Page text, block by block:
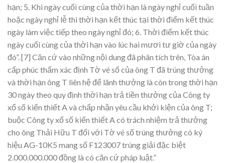
hạn; 5. Khi ngày cuối cùng của thời hạn là ngày nghỉ cuối tuần
hoặc ngày nghỉ lễ thì thời hạn kết thúc tại thời điểm kết thúc
ngày làm việc tiếp theo ngày nghỉ đó; 6. Thời điểm kết thúc
ngày cuối cùng của thời hạn vào lúc hai mươi tư giờ của ngày
đó”.[7] Căn cứ vào những nội dung đã phân tích trên, Tòa án
cấp phúc thẩm xác định Tờ vé số của ông T đã trúng thưởng
và thời hạn ông T liên hệ để lãnh thưởng là còn trong thời hạn
30 ngày theo quy định thời hạn trả tiền thưởng của Công ty
xổ số kiến thiết A và chấp nhận yêu cầu khởi kiện của ông T;
buộc Công ty xổ số kiến thiết A có trách nhiệm trả thưởng
cho ông Thải Hữu T đối với Tờ vé số trúng thưởng có ký
hiệu AG-10K5 mang số F123007 trúng giải đặc biệt
2.000.000.000 đồng là có căn cứ pháp luật.”